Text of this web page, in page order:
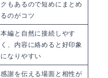
クもあるので短めにまとめ
るのがコツ
本編と自然に接続しやす
く、内容に絡めると好印象
になりやすい
感謝を伝える場面と相性が